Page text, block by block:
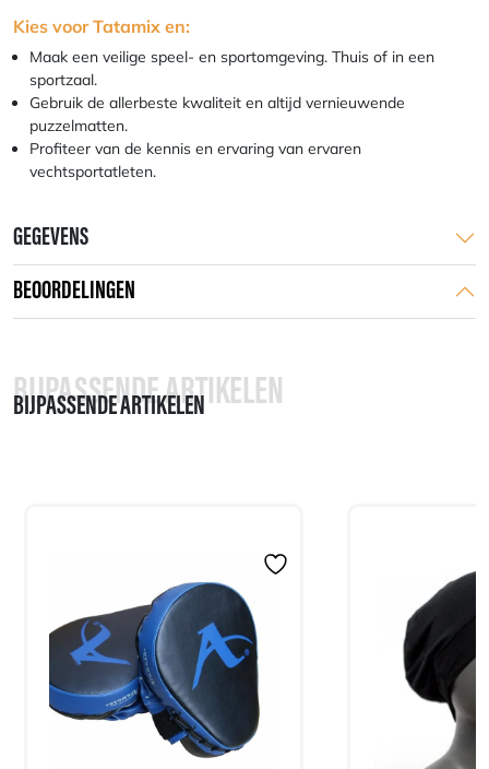
Kies voor Tatamix en:
Maak een veilige speel- en sportomgeving. Thuis of in een
sportzaal.
Gebruik de allerbeste kwaliteit en altijd vernieuwende
puzzelmatten.
Profiteer van de kennis en ervaring van ervaren
vechtsportatleten.
GEGEVENS
BEOORDELINGEN
BIJPASSENDE ARTIKELEN
BIJPASSENDE ARTIKELEN